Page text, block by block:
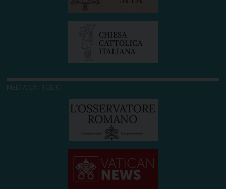
MEDIA CATTOLICI